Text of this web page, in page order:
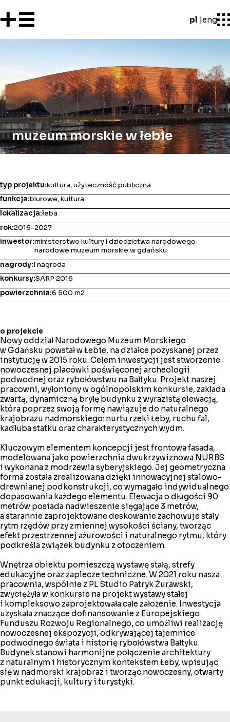
pl eng
muzeum morskie w łebie
typ projektu:kultura, użyteczność publiczna
funkcja:biurowe, kultura
lokalizacja:łeba
rok:2016-2027
inwestor:ministerstwo kultury i dziedzictwa narodowego
narodowe muzeum morskie w gdańsku
nagrody:I nagroda
konkursy:SARP 2016
powierzchnia:6 500 m2
o projekcie
Nowy oddział Narodowego Muzeum Morskiego
w Gdańsku powstał w Łebie, na działce pozyskanej przez
instytucję w 2015 roku. Celem inwestycji jest stworzenie
nowoczesnej placówki poświęconej archeologii
podwodnej oraz rybołówstwu na Bałtyku. Projekt naszej
pracowni, wyłoniony w ogólnopolskim konkursie, zakłada
zwartą, dynamiczną bryłę budynku z wyrazistą elewacją,
która poprzez swoją formę nawiązuje do naturalnego
krajobrazu nadmorskiego: nurtu rzeki Łeby, ruchu fal,
kadłuba statku oraz charakterystycznych wydm.
Kluczowym elementem koncepcji jest frontowa fasada,
modelowana jako powierzchnia dwukrzywiznowa NURBS
i wykonana z modrzewia syberyjskiego. Jej geometryczna
forma została zrealizowana dzięki innowacyjnej stalowo-
drewnianej podkonstrukcji, co wymagało indywidualnego
dopasowania każdego elementu. Elewacja o długości 90
metrów posiada nadwieszenie sięgające 3 metrów,
a starannie zaprojektowane deskowanie zachowuje stały
rytm rzędów przy zmiennej wysokości ściany, tworząc
efekt przestrzennej ażurowości i naturalnego rytmu, który
podkreśla związek budynku z otoczeniem.
Wnętrza obiektu pomieszczą wystawę stałą, strefy
edukacyjne oraz zaplecze techniczne. W 2021 roku nasza
pracownia, wspólnie z PL Studio Patryk Żurawski,
zwyciężyła w konkursie na projekt wystawy stałej
i kompleksowo zaprojektowała całe założenie. Inwestycja
uzyskała znaczące dofinansowanie z Europejskiego
Funduszu Rozwoju Regionalnego, co umożliwi realizację
nowoczesnej ekspozycji, odkrywającej tajemnice
podwodnego świata i historię rybołówstwa Bałtyku.
Budynek stanowi harmonijne połączenie architektury
z naturalnym i historycznym kontekstem Łeby, wpisując
się w nadmorski krajobraz i tworząc nowoczesny, otwarty
punkt edukacji, kultury i turystyki.